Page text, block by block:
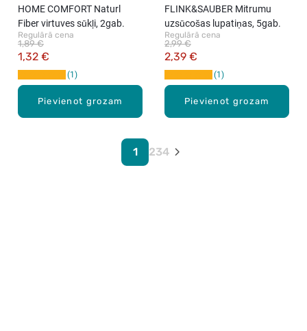
Pievienot grozam
HOME COMFORT Naturl
Fiber virtuves sūkļi, 2gab.
Regulārā cena
1,32 €
1,89 €
1
Pievienot grozam
FLINK&SAUBER Mitrumu
uzsūcošas lupatiņas, 5gab.
Regulārā cena
2,39 €
2,99 €
1
1 234